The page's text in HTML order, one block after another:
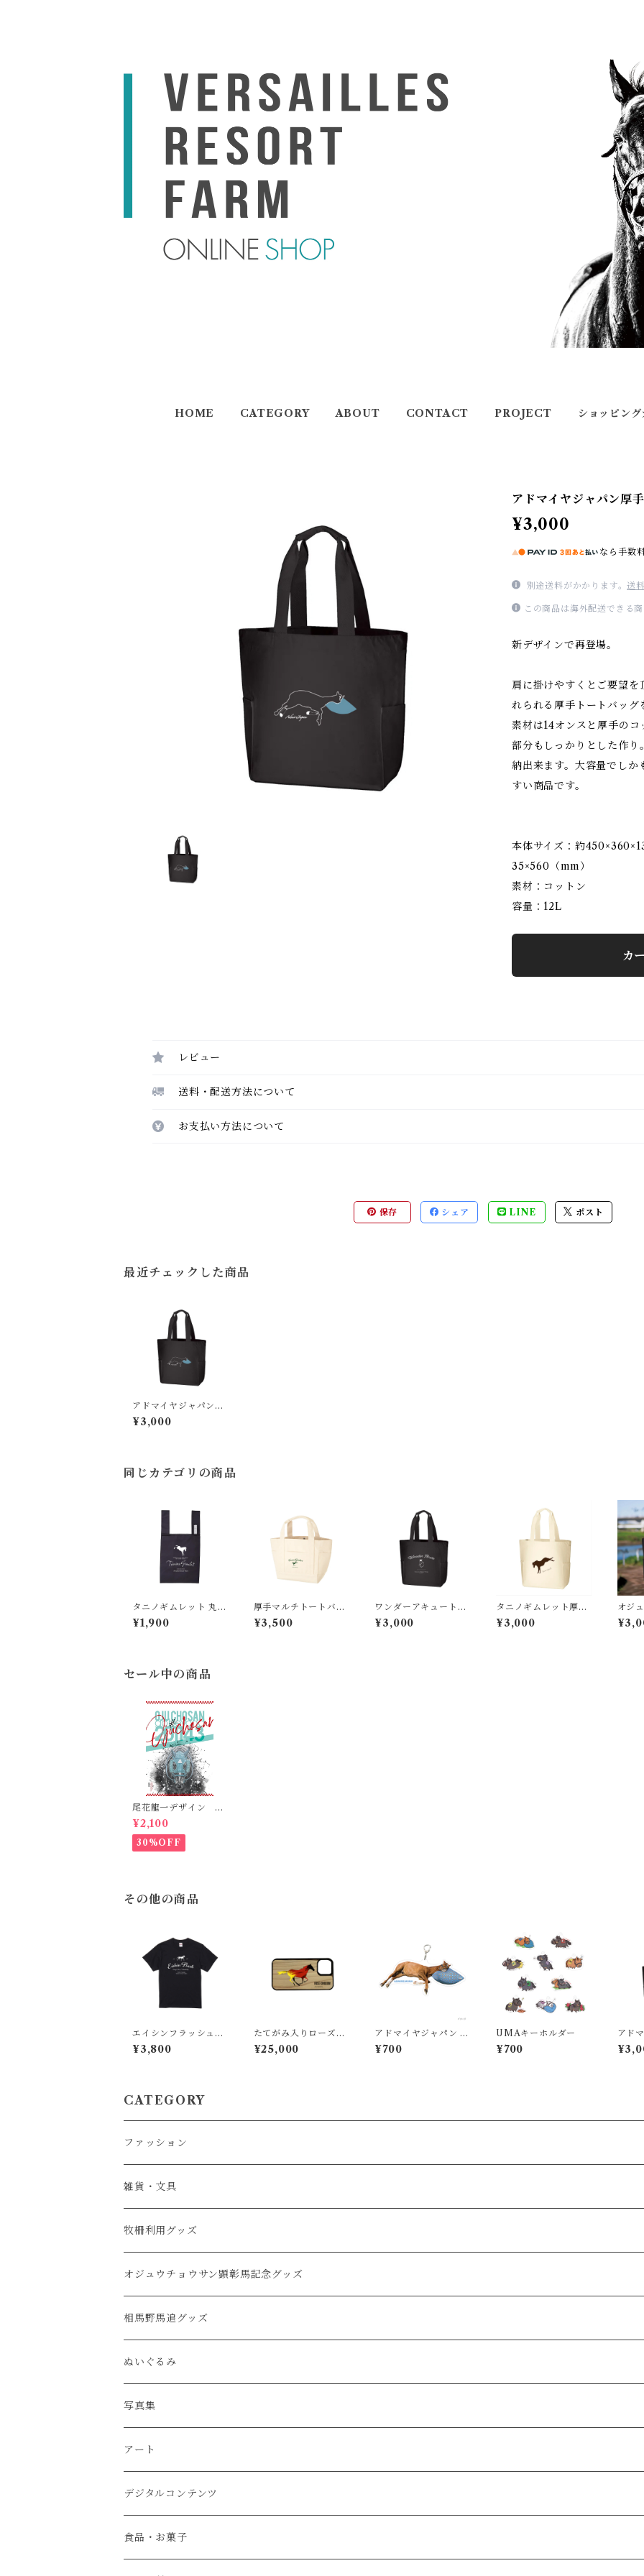
HOME CATEGORY ABOUT CONTACT PROJECT ショッピング
アドマイヤジャパン厚
¥3,000
なら 手数
別途送料がかかります。送
この商品は海外配送できる商
新デザインで再登場。
肩に掛けやすくとご要望を
れられる厚手トートバッグ
素材は14オンスと厚手の
部分もしっかりとした作り
納出来ます。大容量でしか
すい商品です。
本体サイズ：約
35×560（mm）
素材：コットン
容量：12L
カ
レビュー
送料・配送方法について
お支払い方法について
保存 シェア LINE ポスト
最近チェックした商品
アドマイヤジャパン厚
手トートバッグ
¥3,000
同じカテゴリの商品
タニノギムレット 丸め
て使えるエコバッグ
¥1,900
厚手マルチトートバッ
グ
¥3,500
ワンダーアキュート厚
手トートバッグ
¥3,000
タニノギムレット厚手
トートバッグ
¥3,000
オジ
手ト
セール中の商品
尾花龍一デザイン オ
ジュウチョウサンポス
ター(B2サイズ）
¥2,100
30%OFF
その他の商品
エイシンフラッシュT
シャツ
¥3,800
たてがみ入りローズキ
ングダムシルエットiP
honeケース （ロー
¥25,000
アドマイヤジャパン ア
クリルキーホルダー
¥700
UMAキーホルダー
¥700
アド
手ト
CATEGORY
ファッション
服・アパレル
キャップ・帽子
バッグ
ファッション小物
雑貨・文具
タオル
クリアファイル・ノート
ステッカー・ポストカード
キーホルダー
缶バッジ
アクリルスタンド
マグカップ・タンブラー・コースター
タペストリー・ポスター・カレンダー
牧柵利用グッズ
オジュウチョウサン顕彰馬記念グッズ
相馬野馬追グッズ
ぬいぐるみ
写真集
アート
デジタルコンテンツ
食品・お菓子